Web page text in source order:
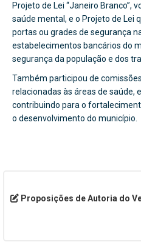
Projeto de Lei “Janeiro Branco”,
saúde mental, e o Projeto de Lei
portas ou grades de segurança
estabelecimentos bancários do
segurança da população e dos
Também participou de
relacionadas às áreas de saúde,
contribuindo para o
o desenvolvimento do município.
Proposições de Autoria do